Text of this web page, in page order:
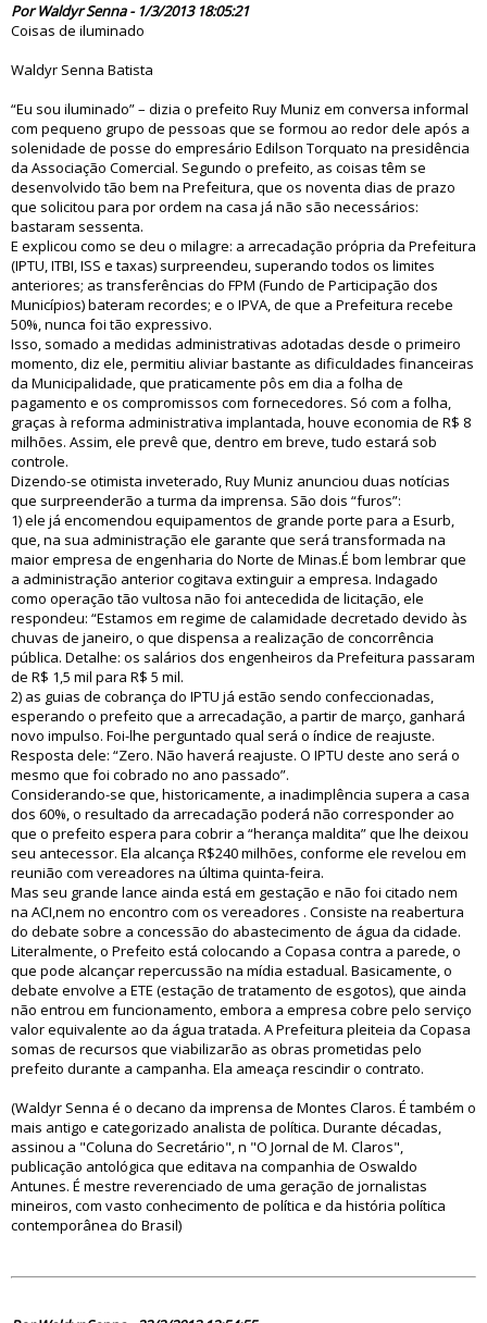
Por Waldyr Senna - 1/3/2013 18:05:21
Coisas de iluminado
Waldyr Senna Batista
“Eu sou iluminado” – dizia o prefeito Ruy Muniz em conversa informal
com pequeno grupo de pessoas que se formou ao redor dele após a
solenidade de posse do empresário Edilson Torquato na presidência
da Associação Comercial. Segundo o prefeito, as coisas têm se
desenvolvido tão bem na Prefeitura, que os noventa dias de prazo
que solicitou para por ordem na casa já não são necessários:
bastaram sessenta.
E explicou como se deu o milagre: a arrecadação própria da Prefeitura
(IPTU, ITBI, ISS e taxas) surpreendeu, superando todos os limites
anteriores; as transferências do FPM (Fundo de Participação dos
Municípios) bateram recordes; e o IPVA, de que a Prefeitura recebe
50%, nunca foi tão expressivo.
Isso, somado a medidas administrativas adotadas desde o primeiro
momento, diz ele, permitiu aliviar bastante as dificuldades financeiras
da Municipalidade, que praticamente pôs em dia a folha de
pagamento e os compromissos com fornecedores. Só com a folha,
graças à reforma administrativa implantada, houve economia de R$ 8
milhões. Assim, ele prevê que, dentro em breve, tudo estará sob
controle.
Dizendo-se otimista inveterado, Ruy Muniz anunciou duas notícias
que surpreenderão a turma da imprensa. São dois “furos”:
1) ele já encomendou equipamentos de grande porte para a Esurb,
que, na sua administração ele garante que será transformada na
maior empresa de engenharia do Norte de Minas.É bom lembrar que
a administração anterior cogitava extinguir a empresa. Indagado
como operação tão vultosa não foi antecedida de licitação, ele
respondeu: “Estamos em regime de calamidade decretado devido às
chuvas de janeiro, o que dispensa a realização de concorrência
pública. Detalhe: os salários dos engenheiros da Prefeitura passaram
de R$ 1,5 mil para R$ 5 mil.
2) as guias de cobrança do IPTU já estão sendo confeccionadas,
esperando o prefeito que a arrecadação, a partir de março, ganhará
novo impulso. Foi-lhe perguntado qual será o índice de reajuste.
Resposta dele: “Zero. Não haverá reajuste. O IPTU deste ano será o
mesmo que foi cobrado no ano passado”.
Considerando-se que, historicamente, a inadimplência supera a casa
dos 60%, o resultado da arrecadação poderá não corresponder ao
que o prefeito espera para cobrir a “herança maldita” que lhe deixou
seu antecessor. Ela alcança R$240 milhões, conforme ele revelou em
reunião com vereadores na última quinta-feira.
Mas seu grande lance ainda está em gestação e não foi citado nem
na ACI,nem no encontro com os vereadores . Consiste na reabertura
do debate sobre a concessão do abastecimento de água da cidade.
Literalmente, o Prefeito está colocando a Copasa contra a parede, o
que pode alcançar repercussão na mídia estadual. Basicamente, o
debate envolve a ETE (estação de tratamento de esgotos), que ainda
não entrou em funcionamento, embora a empresa cobre pelo serviço
valor equivalente ao da água tratada. A Prefeitura pleiteia da Copasa
somas de recursos que viabilizarão as obras prometidas pelo
prefeito durante a campanha. Ela ameaça rescindir o contrato.
(Waldyr Senna é o decano da imprensa de Montes Claros. É também o
mais antigo e categorizado analista de política. Durante décadas,
assinou a "Coluna do Secretário", n "O Jornal de M. Claros",
publicação antológica que editava na companhia de Oswaldo
Antunes. É mestre reverenciado de uma geração de jornalistas
mineiros, com vasto conhecimento de política e da história política
contemporânea do Brasil)